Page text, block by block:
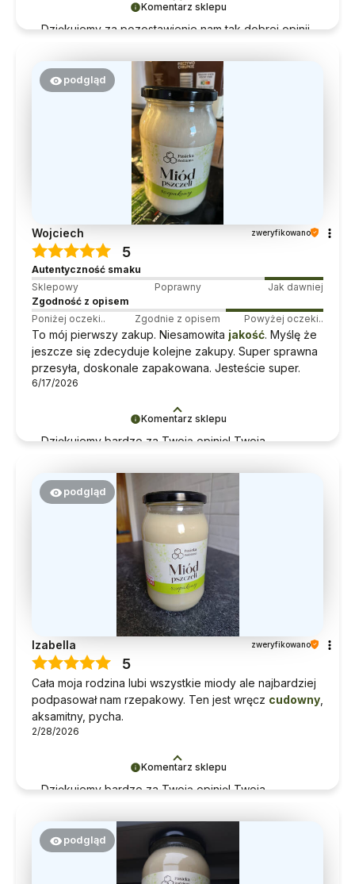
Komentarz sklepu
Dziękujemy za pozostawienie nam tak dobrej opinii.
recenzja potwierdza nasze wysiłki - dziękujemy raz
jeszcze i mamy nadzieję - do szybkiego
zobaczenia!
Komentarz sklepu
Dziękujemy bardzo za Twoją opinię! Twoja
że jesteśmy na właściwym torze :) Z
pozdrowieniami, obsługa sklepu.
podgląd
Wojciech zweryfikowano
5
Autentyczność smaku
Sklepowy
Poprawny
Jak dawniej
Zgodność z opisem
Poniżej oczeki..
Zgodnie z opisem Powyżej oczeki..
To mój pierwszy zakup. Niesamowita jakość. Myślę że
jeszcze się zdecyduje kolejne zakupy. Super sprawna
przesyła, doskonale zapakowana. Jesteście super.
6/17/2026
Komentarz sklepu
Dziękujemy bardzo za Twoją opinię! Twoja
że jesteśmy na właściwym torze :) Z
pozdrowieniami, obsługa sklepu.
podgląd
Izabella zweryfikowano
5
Cała moja rodzina lubi wszystkie miody ale najbardziej
podpasował nam rzepakowy. Ten jest wręcz cudowny
aksamitny, pycha.
2/28/2026
podgląd